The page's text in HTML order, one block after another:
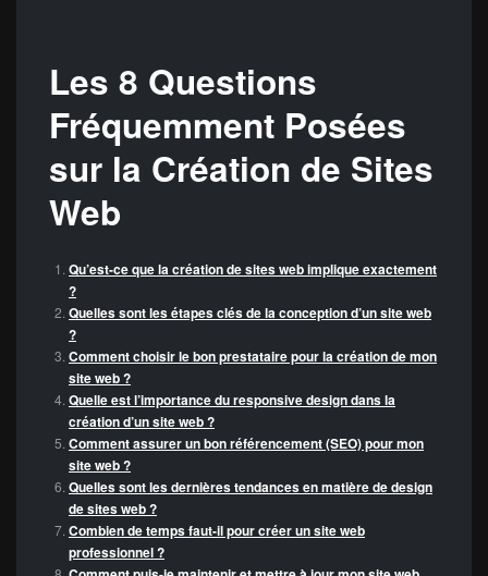
Les 8 Questions
Fréquemment Posées
sur la Création de Sites
Web
Qu’est-ce que la création de sites web implique exactement
?
Quelles sont les étapes clés de la conception d’un site web
?
Comment choisir le bon prestataire pour la création de mon
site web ?
Quelle est l’importance du responsive design dans la
création d’un site web ?
Comment assurer un bon référencement (SEO) pour mon
site web ?
Quelles sont les dernières tendances en matière de design
de sites web ?
Combien de temps faut-il pour créer un site web
professionnel ?